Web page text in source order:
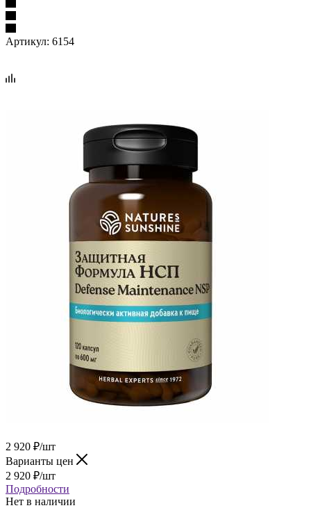
Артикул: 6154
2 920 ₽/шт
Варианты цен
2 920 ₽/шт
Подробности
Нет в наличии